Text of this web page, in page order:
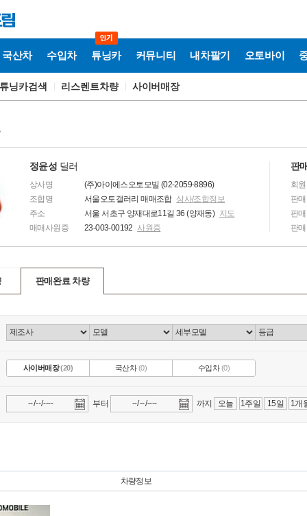
국산차 수입차 튜닝카 커뮤니티 내차팔기 오토바이
닝카검색 리스렌트차량 사이버매장
정윤성 딜러
상사명
(주)아이에스오토모빌 (02-2059-8896)
조합명
서울오토갤러리 매매조합 상사/조합정보
주소
서울 서초구 양재대로11길 36 (양재동) 지도
매매사원증
23-003-00192 사원증
판
회
판
판
판
판매완료 차량
사이버매장(20) 국산차(0) 수입차(0)
부터 까지 오늘 1주일 15일 1개
차량정보